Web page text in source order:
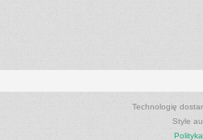
Technologię
Style